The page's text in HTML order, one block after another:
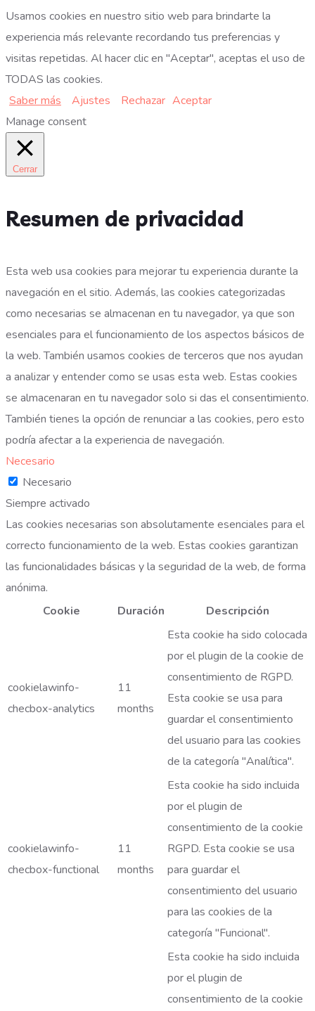
Usamos cookies en nuestro sitio web para brindarte la
experiencia más relevante recordando tus preferencias y
visitas repetidas. Al hacer clic en "Aceptar", aceptas el uso de
TODAS las cookies.
Saber más
Ajustes Rechazar Aceptar
Manage consent
Cerrar
Resumen de privacidad
Esta web usa cookies para mejorar tu experiencia durante la
navegación en el sitio. Además, las cookies categorizadas
como necesarias se almacenan en tu navegador, ya que son
esenciales para el funcionamiento de los aspectos básicos de
la web. También usamos cookies de terceros que nos ayudan
a analizar y entender como se usas esta web. Estas cookies
se almacenaran en tu navegador solo si das el consentimiento.
También tienes la opción de renunciar a las cookies, pero esto
podría afectar a la experiencia de navegación.
Necesario
Necesario
Siempre activado
Las cookies necesarias son absolutamente esenciales para el
correcto funcionamiento de la web. Estas cookies garantizan
las funcionalidades básicas y la seguridad de la web, de forma
anónima.
Cookie
Duración Descripción
cookielawinfo-
checbox-analytics
11
months
Esta cookie ha sido colocada
por el plugin de la cookie de
consentimiento de RGPD.
Esta cookie se usa para
guardar el consentimiento
del usuario para las cookies
de la categoría "Analítica".
cookielawinfo-
checbox-functional
11
months
Esta cookie ha sido incluida
por el plugin de
consentimiento de la cookie
RGPD. Esta cookie se usa
para guardar el
consentimiento del usuario
para las cookies de la
categoría "Funcional".
Esta cookie ha sido incluida
por el plugin de
consentimiento de la cookie